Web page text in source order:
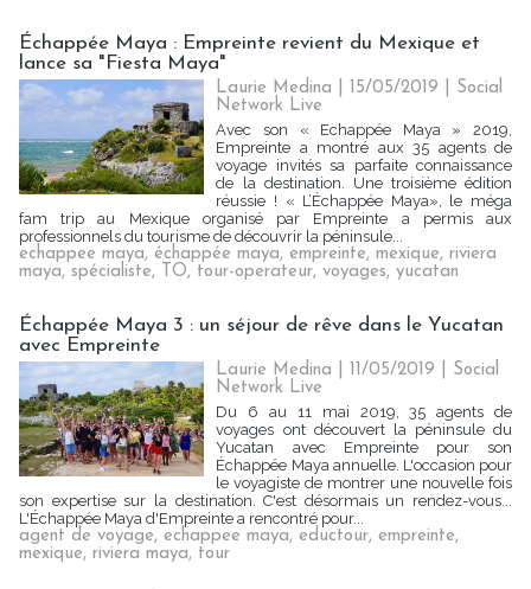
Échappée Maya : Empreinte revient du Mexique et
lance sa "Fiesta Maya"
Laurie Medina | 15/05/2019
Social
Network Live
Avec son « Echappée Maya » 2019,
Empreinte a montré aux 35 agents de
voyage invités sa parfaite connaissance
de la destination. Une troisième édition
réussie ! « L’Échappée Maya», le méga
fam trip au Mexique organisé par Empreinte a permis aux
professionnels du tourisme de découvrir la péninsule...
echappee maya, échappée maya, empreinte, mexique, riviera
maya, spécialiste, TO, tour-operateur, voyages, yucatan
Échappée Maya 3 : un séjour de rêve dans le Yucatan
avec Empreinte
Laurie Medina | 11/05/2019
Social
Network Live
Du 6 au 11 mai 2019, 35 agents de
voyages ont découvert la péninsule du
Yucatan avec Empreinte pour son
Échappée Maya annuelle. L'occasion pour
le voyagiste de montrer une nouvelle fois
son expertise sur la destination. C'est désormais un rendez-vous...
L'Échappée Maya d'Empreinte a rencontré pour...
agent de voyage, echappee maya, eductour, empreinte,
mexique, riviera maya, tour